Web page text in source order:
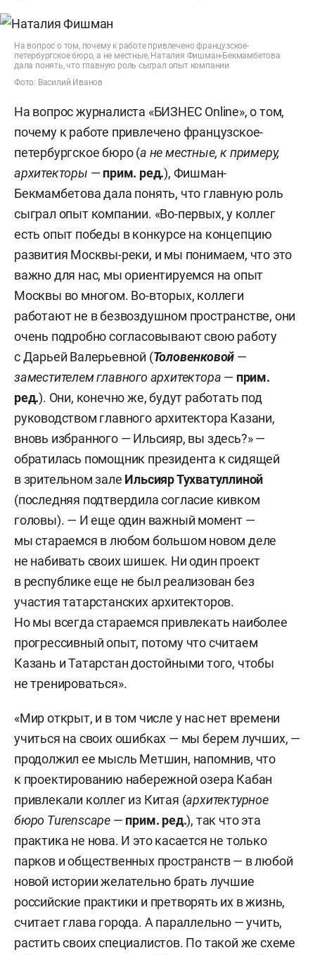
На вопрос о том, почему к работе привлечено французское-
петербургское бюро, а не местные, Наталия Фишман-Бекмамбетова
дала понять, что главную роль сыграл опыт компании
Фото: Василий Иванов
На вопрос журналиста «БИЗНЕС Online», о том,
почему к работе привлечено французское-
петербургское бюро (а не местные, к примеру,
архитекторы — прим. ред.), Фишман-
Бекмамбетова дала понять, что главную роль
сыграл опыт компании. «Во-первых, у коллег
есть опыт победы в конкурсе на концепцию
развития Москвы-реки, и мы понимаем, что это
важно для нас, мы ориентируемся на опыт
Москвы во многом. Во-вторых, коллеги
работают не в безвоздушном пространстве, они
очень подробно согласовывают свою работу
с Дарьей Валерьевной (Толовенковой —
заместителем главного архитектора — прим.
ред.). Они, конечно же, будут работать под
руководством главного архитектора Казани,
вновь избранного — Ильсияр, вы здесь?» —
обратилась помощник президента к сидящей
в зрительном зале Ильсияр Тухватуллиной
(последняя подтвердила согласие кивком
головы). — И еще один важный момент —
мы стараемся в любом большом новом деле
не набивать своих шишек. Ни один проект
в республике еще не был реализован без
участия татарстанских архитекторов.
Но мы всегда стараемся привлекать наиболее
прогрессивный опыт, потому что считаем
Казань и Татарстан достойными того, чтобы
не тренироваться».
«Мир открыт, и в том числе у нас нет времени
учиться на своих ошибках — мы берем лучших, —
продолжил ее мысль Метшин, напомнив, что
к проектированию набережной озера Кабан
привлекали коллег из Китая (архитектурное
бюро Turenscape — прим. ред.), так что эта
практика не нова. И это касается не только
парков и общественных пространств — в любой
новой истории желательно брать лучшие
российские практики и претворять их в жизнь,
считает глава города. А параллельно — учить,
растить своих специалистов. По такой же схеме